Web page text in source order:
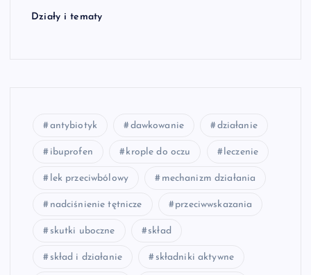
Działy i tematy
antybiotyk dawkowanie działanie
ibuprofen krople do oczu leczenie
lek przeciwbólowy mechanizm działania
nadciśnienie tętnicze przeciwwskazania
skutki uboczne skład
skład i działanie składniki aktywne